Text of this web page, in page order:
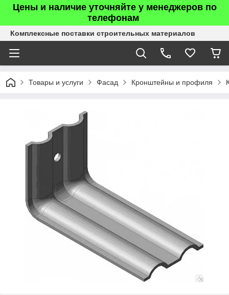
Цены и наличие уточняйте у менеджеров по
телефонам
Комплексные поставки строительных материалов
Товары и услуги Фасад Кронштейны и профиля